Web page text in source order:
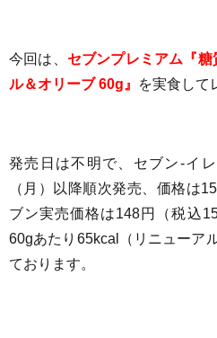
今回は、 セブンプレミアム『
ル＆オリーブ 60g』
を実食して
発売日は不明で、セブン-イ
（月）以降順次発売、 価格は
ブン実売価格は148円（税込
60gあたり65kcal（リニューア
ております。